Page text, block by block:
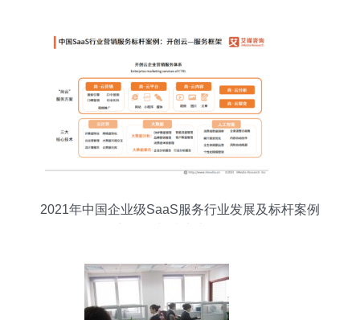
2021年中国企业级SaaS服务行业发展及标杆案例